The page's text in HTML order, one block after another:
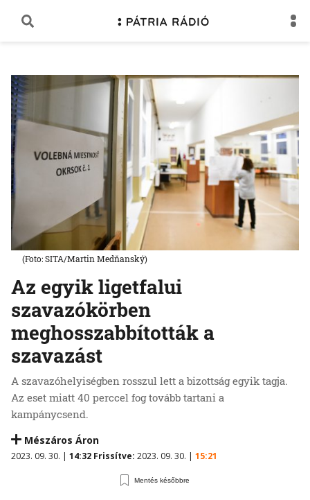
Az egyik ligetfalui
szavazókörben
meghosszabbították a
szavazást
A szavazóhelyiségben rosszul lett a bizottság egyik tagja.
Az eset miatt 40 perccel fog tovább tartani a
kampánycsend.
Mészáros Áron
2023. 09. 30. | 14:32 Frissítve: 2023. 09. 30. | 15:21
Mentés későbbre
(Foto: SITA/Martin Medňanský)